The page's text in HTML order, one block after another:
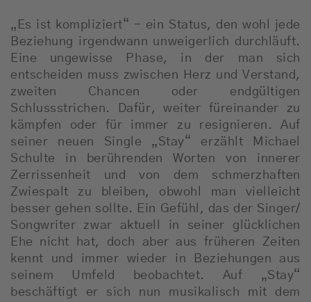
„Es ist kompliziert“ - ein Status, den wohl jede
Beziehung irgendwann unweigerlich durchläuft.
Eine ungewisse Phase, in der man sich
entscheiden muss zwischen Herz und Verstand,
zweiten Chancen oder endgültigen
Schlussstrichen. Dafür, weiter füreinander zu
kämpfen oder für immer zu resignieren. Auf
seiner neuen Single „Stay“ erzählt Michael
Schulte in berührenden Worten von innerer
Zerrissenheit und von dem schmerzhaften
Zwiespalt zu bleiben, obwohl man vielleicht
besser gehen sollte. Ein Gefühl, das der Singer/
Songwriter zwar aktuell in seiner glücklichen
Ehe nicht hat, doch aber aus früheren Zeiten
kennt und immer wieder in Beziehungen aus
seinem Umfeld beobachtet. Auf „Stay“
beschäftigt er sich nun musikalisch mit dem